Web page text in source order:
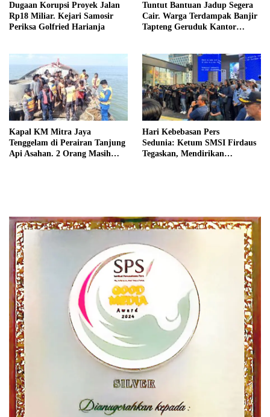
Dugaan Korupsi Proyek Jalan
Rp18 Miliar. Kejari Samosir
Periksa Golfried Harianja
Tuntut Bantuan Jadup Segera
Cair. Warga Terdampak Banjir
Tapteng Geruduk Kantor
Kapal KM Mitra Jaya
Tenggelam di Perairan Tanjung
Api Asahan. 2 Orang Masih
Hari Kebebasan Pers
Sedunia: Ketum SMSI Firdaus
Tegaskan, Mendirikan